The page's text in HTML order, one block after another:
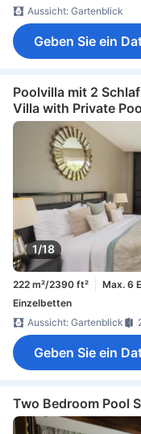
Aussicht: Gartenblick
Geben Sie ein
Poolvilla mit 2
Villa with Private
1/18
222 m²/2390 ft² Max. 6
Einzelbetten
Aussicht: Gartenblick
Geben Sie ein
Two Bedroom Pool